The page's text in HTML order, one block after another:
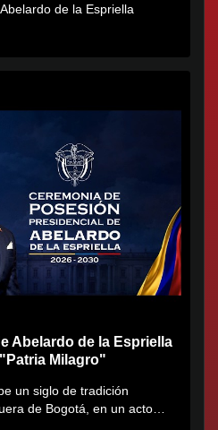
de la Espriella
Abelardo de la Espriella
Milagro"
un siglo de tradición
de Bogotá, en un acto